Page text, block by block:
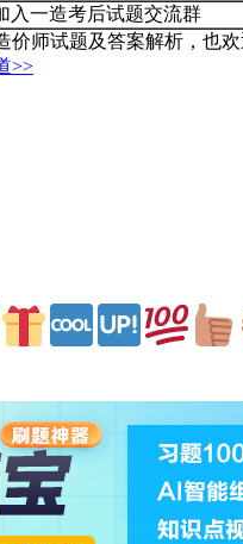
入一造考后试题交流群
价师试题及答案解析，也
>>